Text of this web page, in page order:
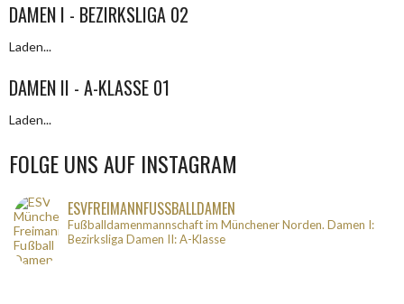
DAMEN I - BEZIRKSLIGA 02
Laden...
DAMEN II - A-KLASSE 01
Laden...
FOLGE UNS AUF INSTAGRAM
ESVFREIMANNFUSSBALLDAMEN
Fußballdamenmannschaft im Münchener Norden. Damen I:
Bezirksliga Damen II: A-Klasse